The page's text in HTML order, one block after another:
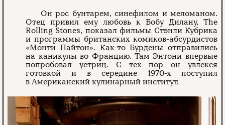
Он рос бунтарем, синефилом и меломаном.
Отец привил ему любовь к Бобу Дилану, The
Rolling Stones, показал фильмы Стэнли Кубрика
и программы британских комиков-абсурдистов
«Монти Пайтон». Как-то Бурдены отправились
на каникулы во Францию. Там Энтони впервые
попробовал устриц. С тех пор он увлекся
готовкой и в середине 1970-х поступил
в Американский кулинарный институт.